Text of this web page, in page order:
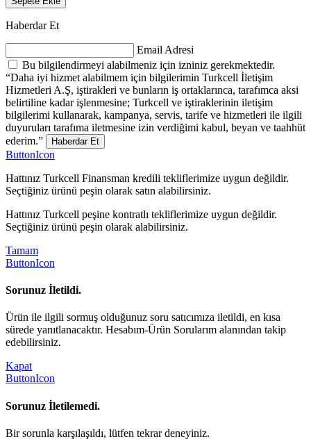
Haberdar Et
Email Adresi
Bu bilgilendirmeyi alabilmeniz için izniniz gerekmektedir.
“Daha iyi hizmet alabilmem için bilgilerimin Turkcell İletişim
Hizmetleri A.Ş, iştirakleri ve bunların iş ortaklarınca, tarafımca aksi
belirtiline kadar işlenmesine; Turkcell ve iştiraklerinin iletişim
bilgilerimi kullanarak, kampanya, servis, tarife ve hizmetleri ile ilgili
duyuruları tarafıma iletmesine izin verdiğimi kabul, beyan ve taahhüt
ederim.”
Haberdar Et
ButtonIcon
Hattınız Turkcell Finansman kredili tekliflerimize uygun değildir.
Seçtiğiniz ürünü peşin olarak satın alabilirsiniz.
Hattınız Turkcell peşine kontratlı tekliflerimize uygun değildir.
Seçtiğiniz ürünü peşin olarak alabilirsiniz.
Tamam
ButtonIcon
Sorunuz İletildi.
Ürün ile ilgili sormuş olduğunuz soru satıcımıza iletildi, en kısa
sürede yanıtlanacaktır. Hesabım-Ürün Sorularım alanından takip
edebilirsiniz.
Kapat
ButtonIcon
Sorunuz İletilemedi.
Bir sorunla karşılaşıldı, lütfen tekrar deneyiniz.